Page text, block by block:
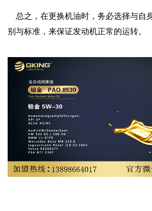
总之，在更换机油时，务必选择与自
别与标准，来保证发动机正常的运转。